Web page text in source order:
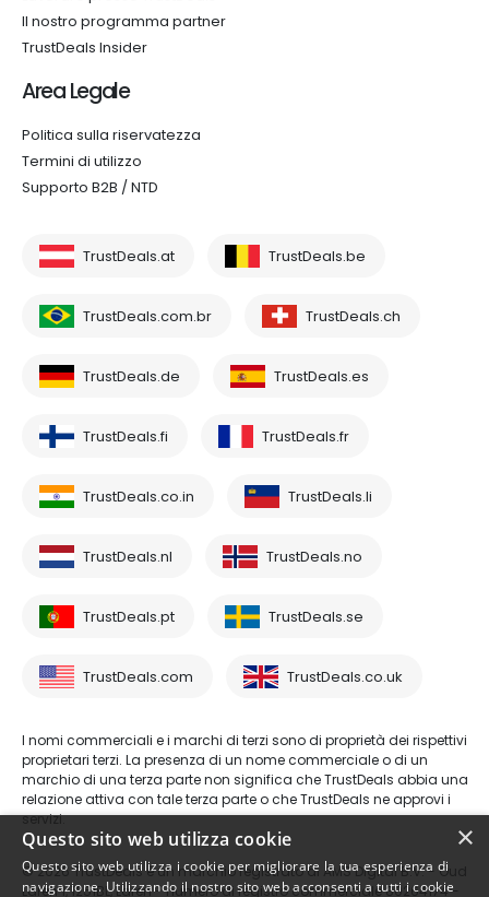
Il nostro programma partner
TrustDeals Insider
Area Legale
Politica sulla riservatezza
Termini di utilizzo
Supporto B2B / NTD
TrustDeals.at TrustDeals.be
TrustDeals.com.br TrustDeals.ch
TrustDeals.de TrustDeals.es
TrustDeals.fi TrustDeals.fr
TrustDeals.co.in TrustDeals.li
TrustDeals.nl TrustDeals.no
TrustDeals.pt TrustDeals.se
TrustDeals.com TrustDeals.co.uk
I nomi commerciali e i marchi di terzi sono di proprietà dei rispettivi
proprietari terzi. La presenza di un nome commerciale o di un
marchio di una terza parte non significa che TrustDeals abbia una
relazione attiva con tale terza parte o che TrustDeals ne approvi i
servizi.
© 2026 TrustDeals è un marchio registrato di AMS Digital B.V. - Oud
Laren 1, 1251BL, Laren - numero di registro commerciale 80264174 -
×
Questo sito web utilizza cookie
Questo sito web utilizza i cookie per migliorare la tua esperienza di
navigazione. Utilizzando il nostro sito web acconsenti a tutti i cookie